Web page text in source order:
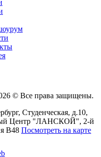
© Все права защищены.
Студенческая, д.10,
Центр "ЛАНСКОЙ", 2-й
В48 Посмотреть на карте